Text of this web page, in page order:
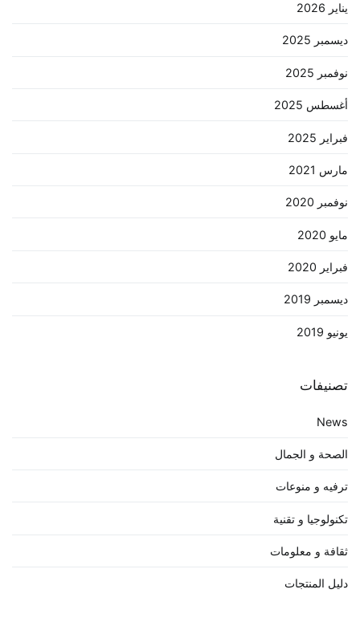
يناير 2026
ديسمبر 2025
نوفمبر 2025
أغسطس 2025
فبراير 2025
مارس 2021
نوفمبر 2020
مايو 2020
فبراير 2020
ديسمبر 2019
يونيو 2019
تصنيفات
News
الصحة و الجمال
ترفيه و منوعات
تكنولوجيا و تقنية
ثقافة و معلومات
دليل المنتجات